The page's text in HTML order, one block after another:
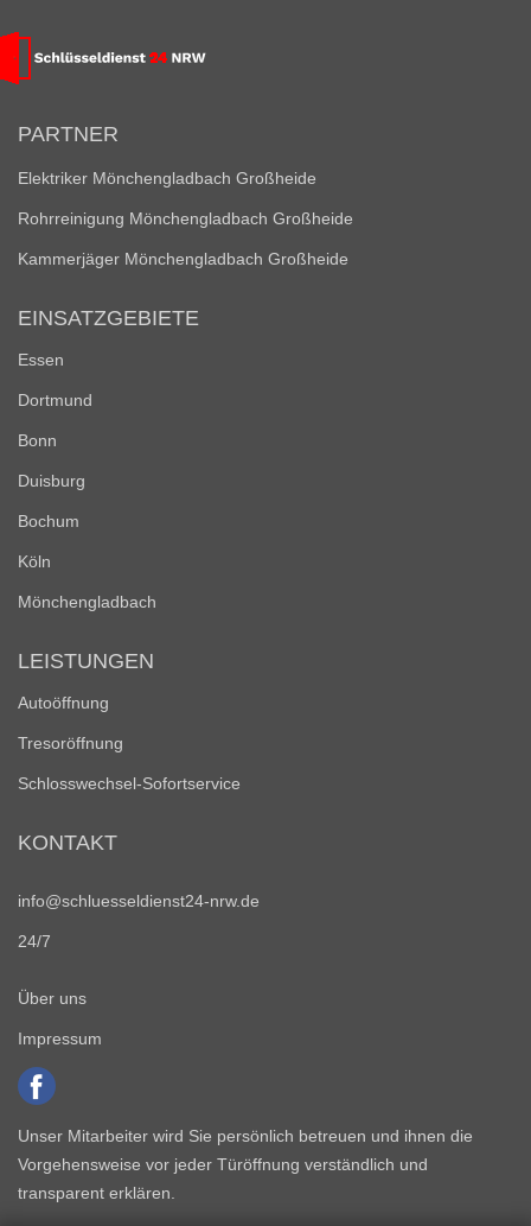
PARTNER
Elektriker Mönchengladbach Großheide
Rohrreinigung Mönchengladbach Großheide
Kammerjäger Mönchengladbach Großheide
EINSATZGEBIETE
Essen
Dortmund
Bonn
Duisburg
Bochum
Köln
Mönchengladbach
LEISTUNGEN
Autoöffnung
Tresoröffnung
Schlosswechsel-Sofortservice
KONTAKT
info@schluesseldienst24-nrw.de
24/7
Über uns
Impressum
Unser Mitarbeiter wird Sie persönlich betreuen und ihnen die
Vorgehensweise vor jeder Türöffnung verständlich und
transparent erklären.